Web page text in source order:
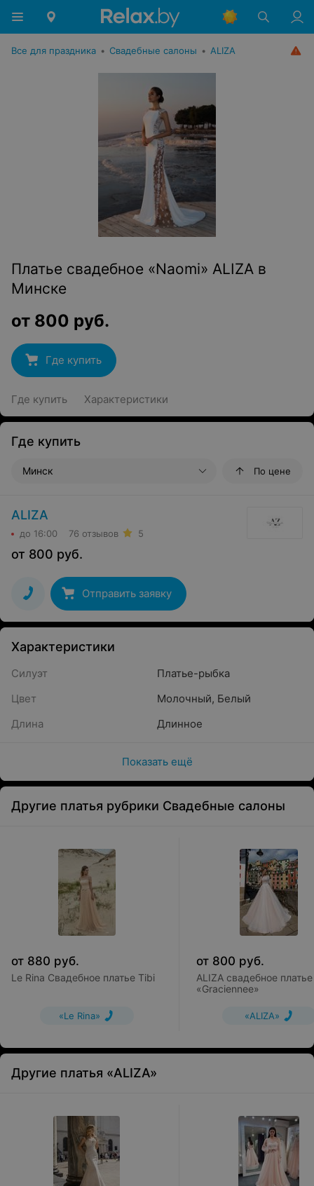
Все для праздника • Свадебные салоны • ALIZA
Платье свадебное «Naomi» ALIZA в
Минске
от 800 руб.
Где купить
Где купить Характеристики
Где купить
Минск По цене
ALIZA
до 16:00 76 отзывов 5
от 800 руб.
Отправить заявку
Характеристики
Силуэт
Платье-рыбка
Цвет
Молочный, Белый
Длина
Длинное
Показать ещё
Другие платья рубрики Свадебные салоны
от 880 руб.
Le Rina Свадебное платье Tibi
«Le Rina»
от 800 руб.
ALIZA свадебное платье
«Graciennee»
«ALIZA»
Другие платья «ALIZA»